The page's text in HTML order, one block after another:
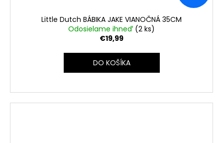
Little Dutch BÁBIKA JAKE VIANOČNÁ 35CM
Odosielame ihneď (2 ks)
€19,99
DO KOŠÍKA